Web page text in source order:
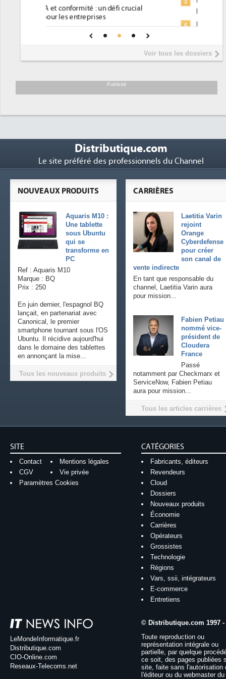
place pour répondre à...
Phocea DC dans les cordes pour la
Interview de Fabrice Coquio,
président de Digital Realty...
soutient les...
Voir tous les dossiers
Publicité
Distributique.com
Le site préféré des professionnels du Channel
CARRIÈRES
Laetitia Varin
rejoint
Orange
Cyberdefense
pour créer
son canal de
vente indirecte
En tant que responsable du
channel, Laetitia Varin aura
pour mission...
Fabien Petiau
nommé vice-
président de
Cloudera
France
Passé
notamment par Checkmarx et
ServiceNow, Fabien Petiau
aura pour mission...
Tous les articles carrières
NOUVEAUX PRODUITS
Aquaris M10 :
Une tablette
sous Ubuntu
qui se
transforme en
PC
Ref : Aquaris M10
Marque : BQ
Prix : 250
En juin dernier, l'espagnol BQ
lançait, en partenariat avec
Canonical, le premier
smartphone tournant sous l'OS
Ubuntu. Il récidive aujourd'hui
dans le domaine des tablettes
en annonçant la mise...
Tous les nouveaux produits
SITE
Contact
Mentions légales
CGV
Vie privée
Paramètres Cookies
CATÉGORIES
Fabricants, éditeurs
Revendeurs
Cloud
Dossiers
Nouveaux produits
Économie
Carrières
Opérateurs
Grossistes
Technologie
Régions
Vars, ssii, intégrateurs
E-commerce
Entretiens
LeMondeInformatique.fr
Distributique.com
CIO-Online.com
Reseaux-Telecoms.net
© Distributique.com 1997 -
Toute reproduction ou
représentation intégrale ou
partielle, par quelque
ce soit, des pages publiées
site, faite sans l'autorisation
l'éditeur ou du webmaster